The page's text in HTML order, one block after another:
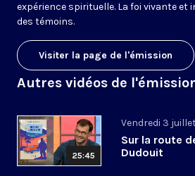
expérience spirituelle. La foi vivante et
des témoins.
Visiter la page de l'émission
Autres vidéos de
25:45
Vendredi 3
Sur la route
Dudouit